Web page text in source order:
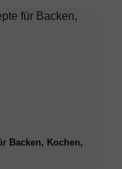
Backen, Kochen,